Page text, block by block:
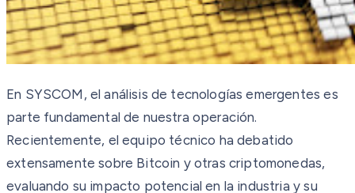
En SYSCOM, el análisis de tecnologías emergentes es
parte fundamental de nuestra operación.
Recientemente, el equipo técnico ha debatido
extensamente sobre Bitcoin y otras criptomonedas,
evaluando su impacto potencial en la industria y su